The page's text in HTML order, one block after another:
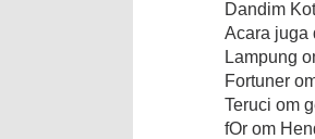
Dandim
Acara juga
Lampung
Fortuner
Teruci om
fOr om